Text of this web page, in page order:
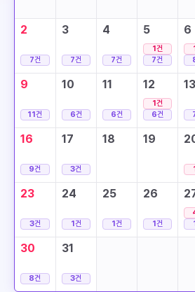
2
7건
3
7건
4
7건
5
1건
7건
6
9
11건
10
6건
11
6건
12
1건
6건
13
16
9건
17
3건
18 19
23
3건
24
1건
25
1건
26
1건
30
8건
31
3건